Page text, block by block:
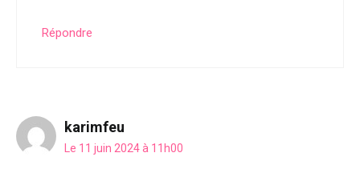
Répondre
karimfeu
Le 11 juin 2024 à 11h00